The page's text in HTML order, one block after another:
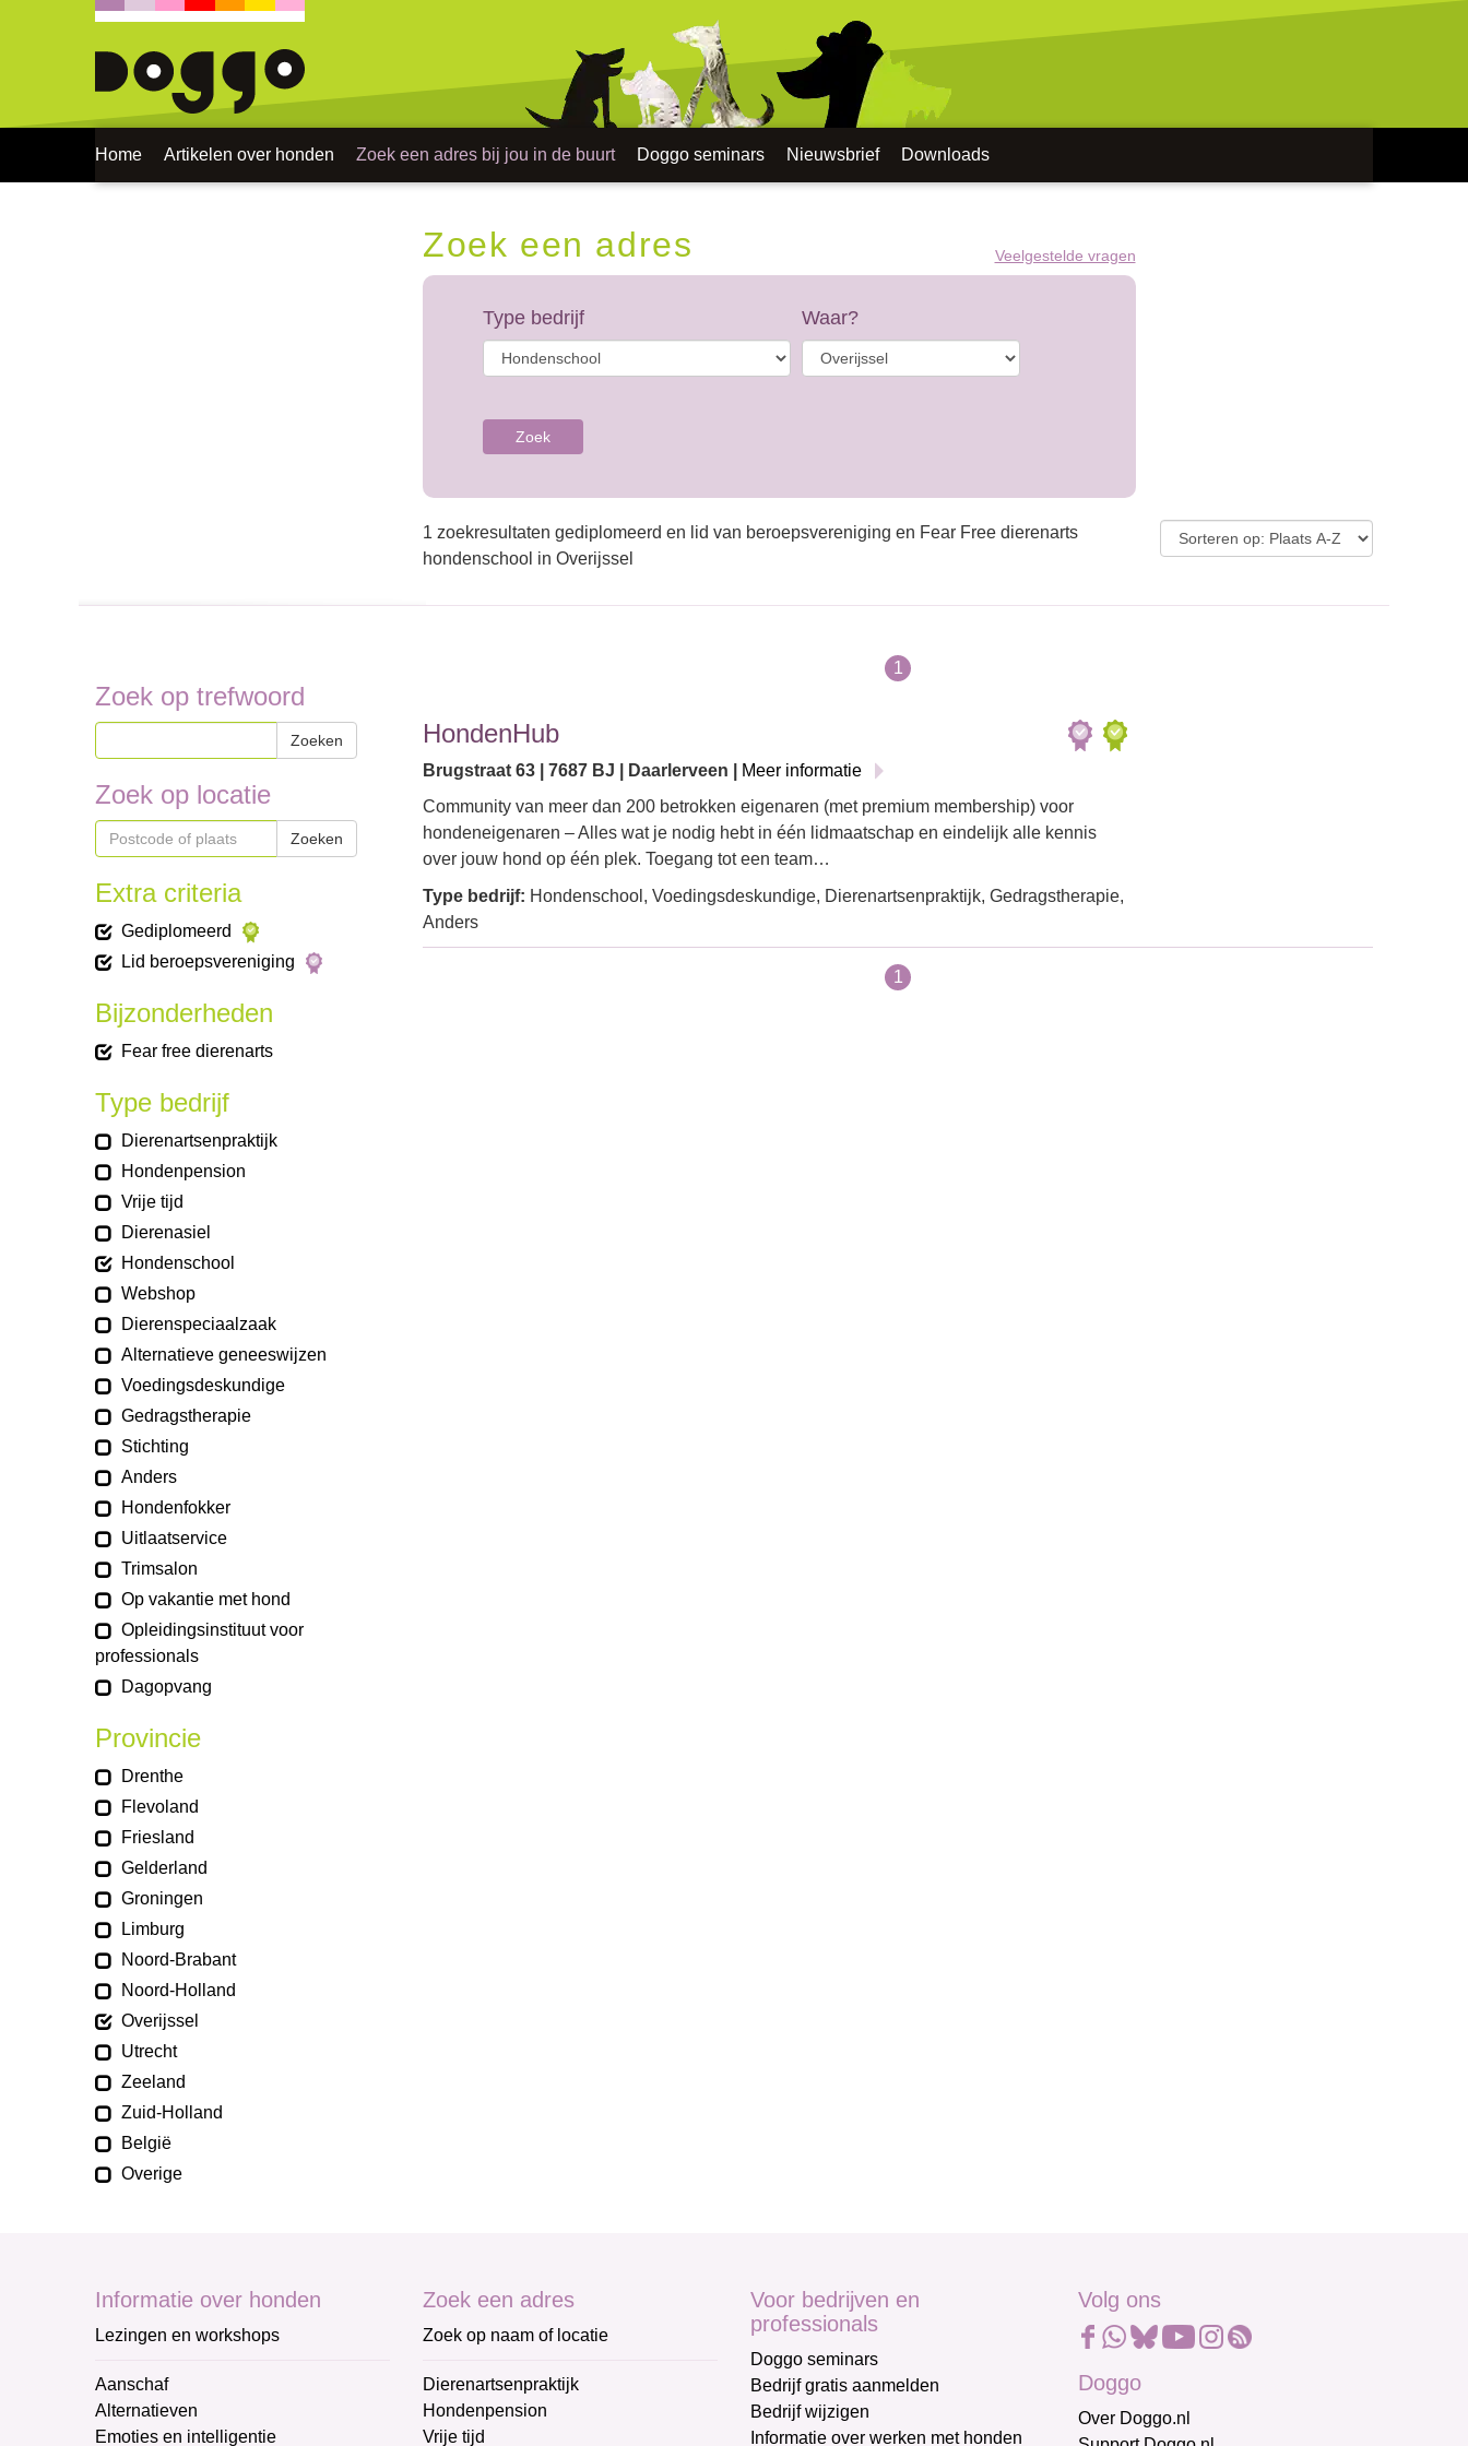
Home Artikelen over honden Zoek een adres bij jou in de buurt Doggo seminars Nieuwsbrief Downloads
Zoek een adres Veelgestelde vragen
Type bedrijf Waar?
Zoek
1 zoekresultaten gediplomeerd en lid van beroepsvereniging en Fear Free dierenarts
hondenschool in Overijssel
Zoek op trefwoord
Zoeken
Zoek op locatie
Zoeken
Extra criteria
Gediplomeerd
Lid beroepsvereniging
Bijzonderheden
Fear free dierenarts
Type bedrijf
Dierenartsenpraktijk
Hondenpension
Vrije tijd
Dierenasiel
Hondenschool
Webshop
Dierenspeciaalzaak
Alternatieve geneeswijzen
Voedingsdeskundige
Gedragstherapie
Stichting
Anders
Hondenfokker
Uitlaatservice
Trimsalon
Op vakantie met hond
Opleidingsinstituut voor
professionals
Dagopvang
Provincie
Drenthe
Flevoland
Friesland
Gelderland
Groningen
Limburg
Noord-Brabant
Noord-Holland
Overijssel
Utrecht
Zeeland
Zuid-Holland
België
Overige
1
HondenHub
Brugstraat 63 | 7687 BJ | Daarlerveen |
Meer informatie
Community van meer dan 200 betrokken eigenaren (met premium membership) voor
hondeneigenaren – Alles wat je nodig hebt in één lidmaatschap en eindelijk alle kennis
over jouw hond op één plek. Toegang tot een team…
Type bedrijf: Hondenschool, Voedingsdeskundige, Dierenartsenpraktijk, Gedragstherapie,
Anders
1
Informatie over honden
Lezingen en workshops
Aanschaf
Alternatieven
Emoties en intelligentie
Zoek een adres
Zoek op naam of locatie
Dierenartsenpraktijk
Hondenpension
Vrije tijd
Voor bedrijven en
professionals
Doggo seminars
Bedrijf gratis aanmelden
Bedrijf wijzigen
Informatie over werken met honden
Volg ons
Doggo
Over Doggo.nl